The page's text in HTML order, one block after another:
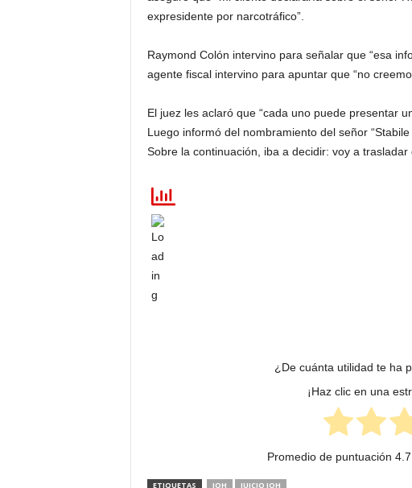
expresidente por narcotráfico”.
Raymond Colón intervino para señalar que “esa
agente fiscal intervino para apuntar que “no
El juez les aclaró que “cada uno puede presentar
Luego informó del nombramiento del señor
Sobre la continuación, iba a decidir: voy a
¿De cuánta utilidad te ha
¡Haz clic en una
Promedio de puntuación 4.7
ETIQUETAS JOH JUICIO JOH